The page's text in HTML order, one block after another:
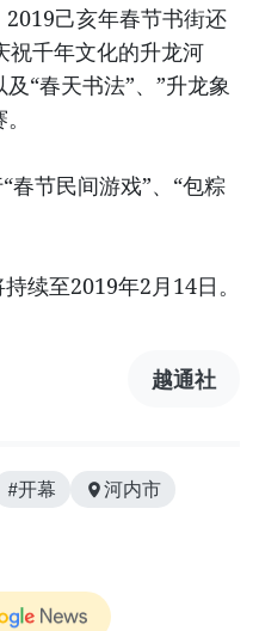
己亥年春节书街还
祝千年文化的升龙河
“春天书法”、”升龙象
春节民间游戏”、“包粽
续至2019年2月14日。
越通社
#开幕 河内市